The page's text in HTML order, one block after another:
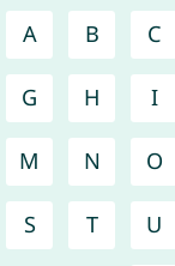
A B C
G H I
M N O
S T U